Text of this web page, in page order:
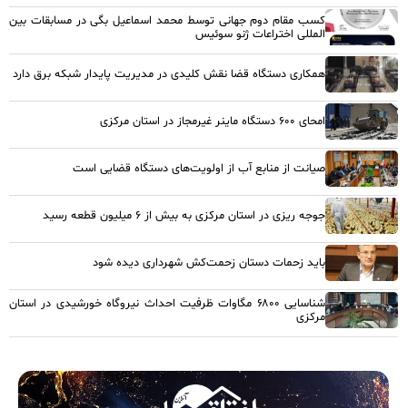
کسب مقام دوم جهانی توسط محمد اسماعیل بگی در مسابقات بین
المللی اختراعات ژنو سوئیس
همکاری دستگاه قضا نقش کلیدی در مدیریت پایدار شبکه برق دارد
امحای ۶۰۰ دستگاه ماینر غیرمجاز در استان مرکزی
صیانت از منابع آب از اولویت‌های دستگاه قضایی است
جوجه ریزی در استان مرکزی به بیش از ۶ میلیون قطعه رسید
باید زحمات دستان زحمت‌کش شهرداری دیده شود
شناسایی ۶۸۰۰ مگاوات ظرفیت احداث نیروگاه خورشیدی در استان
مرکزی